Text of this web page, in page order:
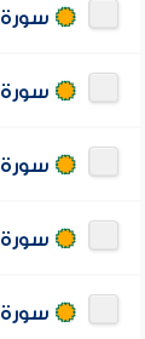
سورة
سورة
سورة
سورة